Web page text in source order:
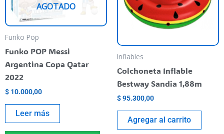
AGOTADO
Funko Pop
Funko POP Messi
Argentina Copa Qatar
2022
$ 10.000,00
Leer más
Inflables
Colchoneta Inflable
Bestway Sandia 1,88m
$95.300,00
Agregar al carrito